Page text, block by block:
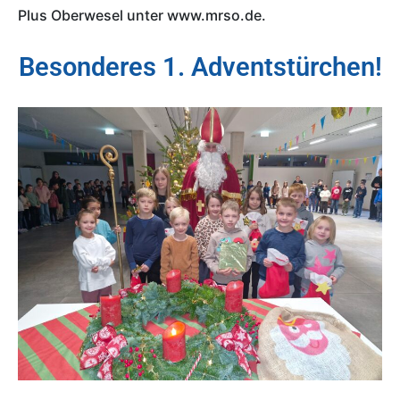
Plus Oberwesel unter www.mrso.de.
Besonderes 1. Adventstürchen!